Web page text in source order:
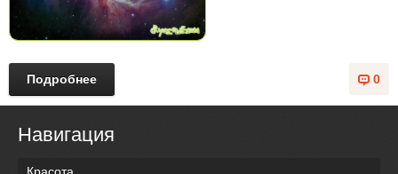
0
Подробнее
Навигация